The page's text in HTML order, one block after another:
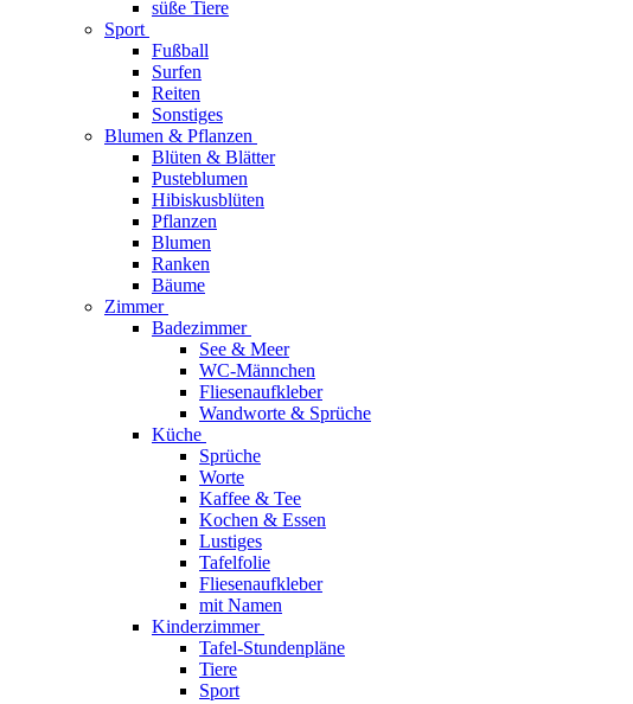
süße Tiere
Sport
Fußball
Surfen
Reiten
Sonstiges
Blumen & Pflanzen
Blüten & Blätter
Pusteblumen
Hibiskusblüten
Pflanzen
Blumen
Ranken
Bäume
Zimmer
Badezimmer
See & Meer
WC-Männchen
Fliesenaufkleber
Wandworte & Sprüche
Küche
Sprüche
Worte
Kaffee & Tee
Kochen & Essen
Lustiges
Tafelfolie
Fliesenaufkleber
mit Namen
Kinderzimmer
Tafel-Stundenpläne
Tiere
Sport